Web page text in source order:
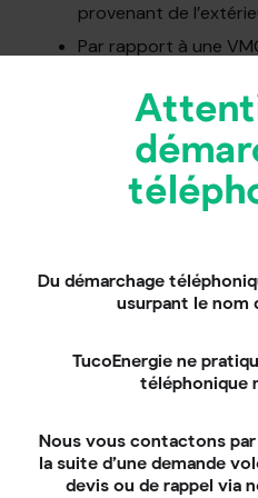
provenant de
Par rapport à une
de courant d’air
L’été, la VMC
qui pénètre dans
Quels sont les
Comme toute solution, le
certains inconvénients
mise en place en
complexe.
qu’elle assure de
chauffage, soncoût
potentiellement
Du démarchage
usurpant le nom
TucoEnergie ne
téléphonique
Nous vous contactons
la suite d’une demande
devis ou de rappel via